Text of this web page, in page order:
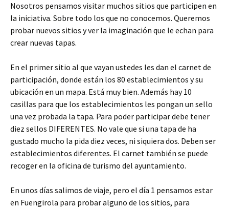
Nosotros pensamos visitar muchos sitios que participen en
la iniciativa. Sobre todo los que no conocemos. Queremos
probar nuevos sitios y ver la imaginación que le echan para
crear nuevas tapas.
En el primer sitio al que vayan ustedes les dan el carnet de
participación, donde están los 80 establecimientos y su
ubicación en un mapa. Está muy bien. Además hay 10
casillas para que los establecimientos les pongan un sello
una vez probada la tapa. Para poder participar debe tener
diez sellos DIFERENTES. No vale que si una tapa de ha
gustado mucho la pida diez veces, ni siquiera dos. Deben ser
establecimientos diferentes. El carnet también se puede
recoger en la oficina de turismo del ayuntamiento.
En unos días salimos de viaje, pero el día 1 pensamos estar
en Fuengirola para probar alguno de los sitios, para